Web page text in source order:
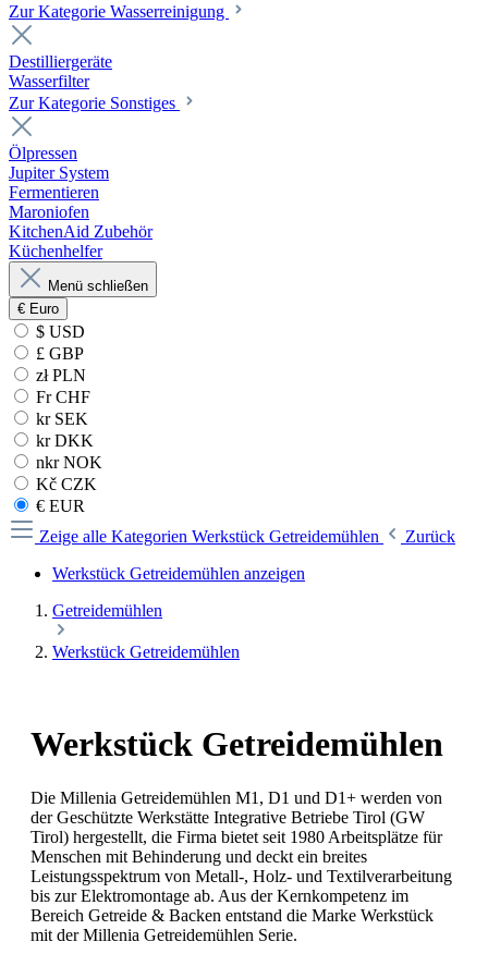
Zur Kategorie Wasserreinigung
Destilliergeräte
Wasserfilter
Zur Kategorie Sonstiges
Ölpressen
Jupiter System
Fermentieren
Maroniofen
KitchenAid Zubehör
Küchenhelfer
Menü schließen
€ Euro
$ USD
£ GBP
zł PLN
Fr CHF
kr SEK
kr DKK
nkr NOK
Kč CZK
€ EUR
Zeige alle Kategorien Werkstück Getreidemühlen
Zurück
Werkstück Getreidemühlen anzeigen
Getreidemühlen
Werkstück Getreidemühlen
Werkstück Getreidemühlen
Die Millenia Getreidemühlen M1, D1 und D1+ werden von
der Geschützte Werkstätte Integrative Betriebe Tirol (GW
Tirol) hergestellt, die Firma bietet seit 1980 Arbeitsplätze für
Menschen mit Behinderung und deckt ein breites
Leistungsspektrum von Metall-, Holz- und Textilverarbeitung
bis zur Elektromontage ab. Aus der Kernkompetenz im
Bereich Getreide & Backen entstand die Marke Werkstück
mit der Millenia Getreidemühlen Serie.